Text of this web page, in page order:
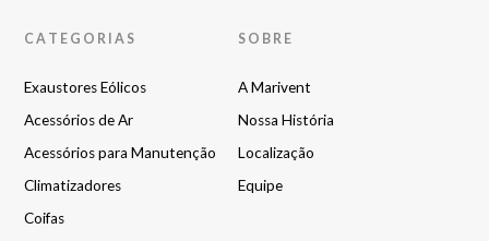
CATEGORIAS
Exaustores Eólicos
Acessórios de Ar
Acessórios para Manutenção
Climatizadores
Coifas
SOBRE
A Marivent
Nossa História
Localização
Equipe